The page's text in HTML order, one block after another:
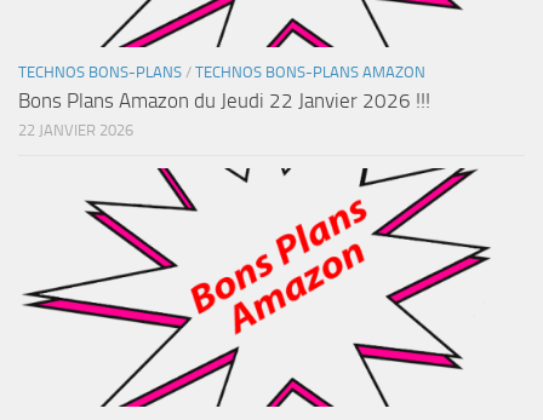
TECHNOS BONS-PLANS / TECHNOS BONS-PLANS AMAZON
Bons Plans Amazon du Jeudi 22 Janvier 2026 !!!
22 JANVIER 2026